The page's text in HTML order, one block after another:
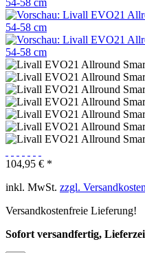
104,95 € *
inkl. MwSt. zzgl. Versandkosten
Versandkostenfreie Lieferung!
Sofort versandfertig,